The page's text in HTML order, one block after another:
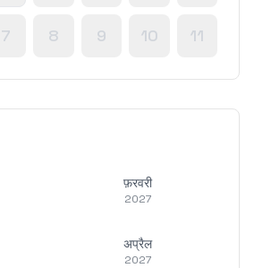
7 8 9 10 11
फ़रवरी
2027
अप्रैल
2027